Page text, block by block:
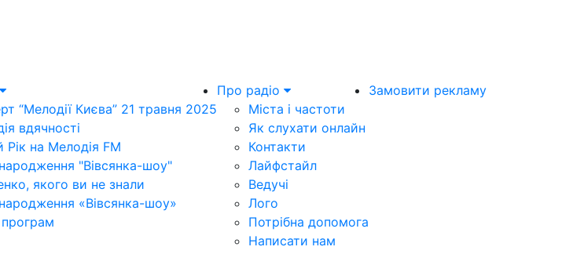
“Мелодії Києва” 21 травня 2025
вдячності
Рік на Мелодія FM
"Вівсянка-шоу"
якого ви не знали
«Вівсянка-шоу»
Про радіо
Міста і частоти
Як слухати онлайн
Контакти
Лайфстайл
Ведучі
Лого
Потрібна допомога
Написати нам
Замовити рекламу